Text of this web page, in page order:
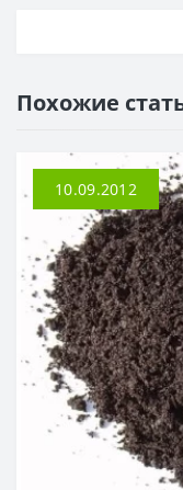
Похожие
10.09.2012